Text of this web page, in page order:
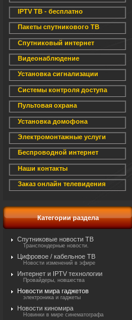
IPTV ТВ - бесплатно
Пакеты спутникового ТВ
Спутниковый интернет
Видеонаблюдение
Установка сигнализации
Системы контроля доступа
Пультовая охрана
Установка домофона
Электромонтажные услуги
Беспроводной интернет
Наши контакты
Заказ онлайн телевидения
Категории раздела
Спутниковые новости ТВ
Транспондерные новости.
Цифровое / кабельное ТВ
Новости изменений в эфире
Интернет и IPTV технологии
Провайдеры, новшества
Новости мира гаджетов
электроника и гаджеты
Новости киномира
Новинки в мире синематографа